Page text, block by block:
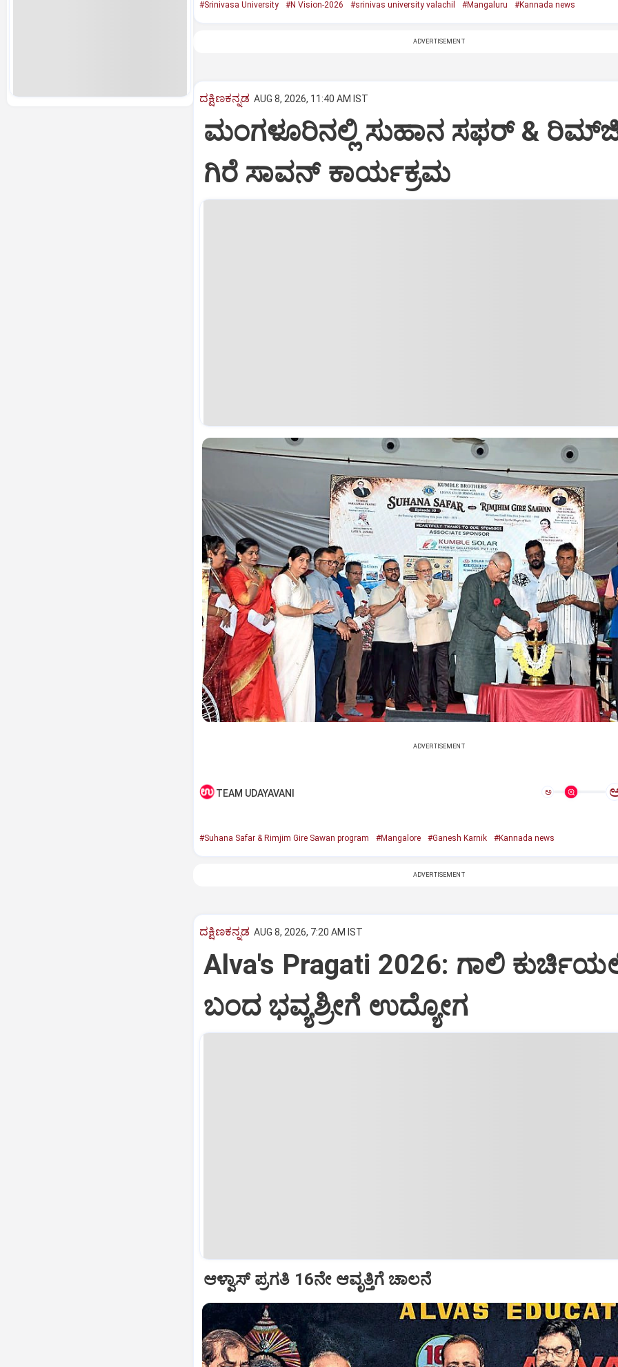
#Srinivasa University #N Vision-2026 #srinivas university valachil #Mangaluru #Kannada news
ADVERTISEMENT
ದಕ್ಷಿಣಕನ್ನಡ AUG 8, 2026, 11:40 AM IST
ಮಂಗಳೂರಿನಲ್ಲಿ ಸುಹಾನ ಸಫರ್ &
ಗಿರೆ ಸಾವನ್ ಕಾರ್ಯಕ್ರಮ
ADVERTISEMENT
TEAM UDAYAVANI ಅ
#Suhana Safar & Rimjim Gire Sawan program #Mangalore #Ganesh Karnik #Kannada news
ADVERTISEMENT
ದಕ್ಷಿಣಕನ್ನಡ AUG 8, 2026, 7:20 AM IST
Alva's Pragati 2026: ಗಾಲಿ
ಬಂದ ಭವ್ಯಶ್ರೀಗೆ ಉದ್ಯೋಗ
ಆಳ್ವಾಸ್‌ ಪ್ರಗತಿ 16ನೇ ಆವೃತ್ತಿಗೆ ಚಾಲನೆ